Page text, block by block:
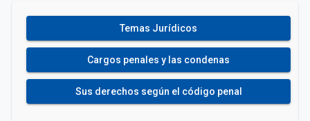
Temas Jurídicos
Cargos penales y las condenas
Sus derechos según el código penal